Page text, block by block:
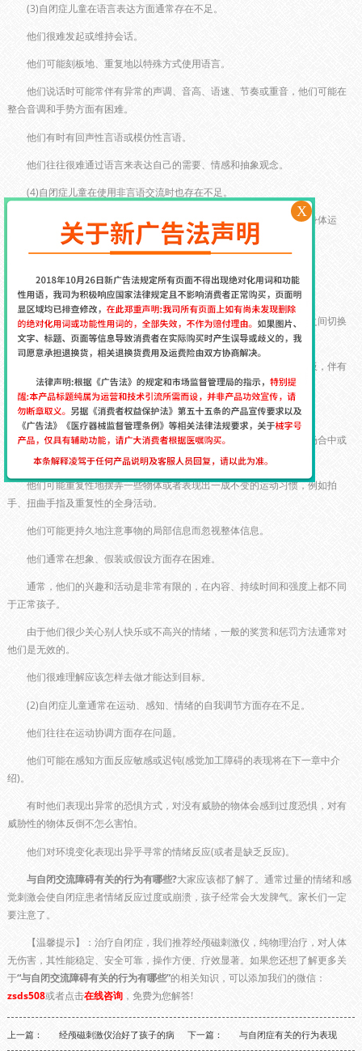
(3)自闭症儿童在语言表达方面通常存在不足。
他们很难发起或维持会话。
他们可能刻板地、重复地以特殊方式使用语言。
他们说话时可能常伴有异常的声调、音高、语速、节奏或重音，他们可能在
整合音调和手势方面有困难。
他们有时有回声性言语或模仿性言语。
他们往往很难通过语言来表达自己的需要、情感和抽象观念。
(4)自闭症儿童在使用非言语交流时也存在不足。
他们可能减少使用或以与众不同的方式使用面部表情、手势和其他身体运
(1)自闭症儿童存在注意力方面的问题。
他们可能在选择适当的注意客体、维持合适的注视时间以及在客体之间切换
注意力等方面均有困难。
他们对熟悉的事物不断地重复，却对新异的事物缺乏好奇，行为刻板，伴有
仪式性活动。
他们常常固执地恪守时间表和某种仪式。
他们会坚持先前学习到的程序，即便是在某些不要求他们这么做的场合中或
这种程序显然不起作用时仍然坚持。
他们可能重复性地摆弄一些物体或者表现出一成不变的运动习惯，例如拍
手、扭曲手指及重复性的全身活动。
他们可能更持久地注意事物的局部信息而忽视整体信息。
他们通常在想象、假装或假设方面存在困难。
通常，他们的兴趣和活动是非常有限的，在内容、持续时间和强度上都不同
于正常孩子。
由于他们很少关心别人快乐或不高兴的情绪，一般的奖赏和惩罚方法通常对
他们是无效的。
他们很难理解应该怎样去做才能达到目标。
(2)自闭症儿童通常在运动、感知、情绪的自我调节方面存在不足。
他们往往在运动协调方面存在问题。
他们可能在感知方面反应敏感或迟钝(感觉加工障碍的表现将在下一章中介
绍)。
有时他们表现出异常的恐惧方式，对没有威胁的物体会感到过度恐惧，对有
威胁性的物体反倒不怎么害怕。
他们对环境变化表现出异乎寻常的情绪反应(或者是缺乏反应)。
与自闭交流障碍有关的行为有哪些?大家应该都了解了。通常过量的情绪和感
觉刺激会使自闭症患者情绪反应过度或崩溃，孩子经常会大发脾气。家长们一定
要注意了。
【温馨提示】：治疗自闭症，我们推荐经颅磁刺激仪，纯物理治疗，对人体
无伤害，其性能稳定、安全可靠，操作方便、疗效显著。如果您还想了解更多关
于“与自闭交流障碍有关的行为有哪些”的相关知识，可以添加我们的微信：
zsds508或者点击在线咨询 ，免费为您解答!
上一篇： 经颅磁刺激仪治好了孩子的病 下一篇： 与自闭症有关的行为表现
X